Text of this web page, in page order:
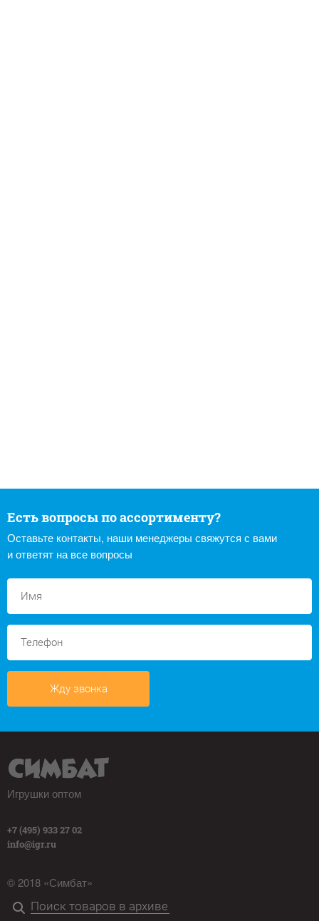
Есть вопросы по ассортименту?
Оставьте контакты, наши менеджеры свяжутся с вами
и ответят на все вопросы
Жду звонка
Игрушки оптом
+7 (495) 933 27 02
info@igr.ru
© 2018 «Симбат»